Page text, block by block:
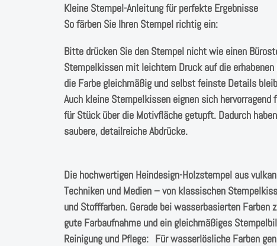
Kleine Stempel-Anleitung für perfekte Ergebnisse
So färben Sie Ihren Stempel richtig ein:
Bitte drücken Sie den Stempel nicht wie einen
Stempelkissen mit leichtem Druck auf die
die Farbe gleichmäßig und selbst feinste Details
Auch kleine Stempelkissen eignen sich
für Stück über die Motivfläche getupft. Dadurch
saubere, detailreiche Abdrücke.
Die hochwertigen Heindesign-Holzstempel aus
Techniken und Medien – von klassischen
und Stofffarben. Gerade bei wasserbasierten
gute Farbaufnahme und ein gleichmäßiges
Reinigung und Pflege: Für wasserlösliche Farben